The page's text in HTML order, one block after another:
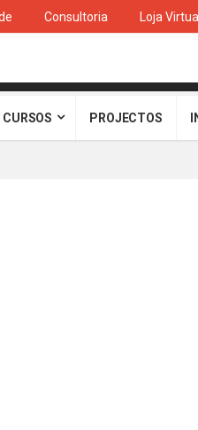
Consultoria Loja Virtual
CURSOS PROJECTOS